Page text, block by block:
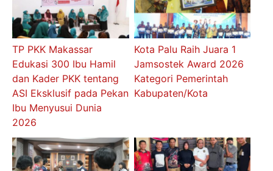
TP PKK Makassar
Edukasi 300 Ibu Hamil
dan Kader PKK tentang
ASI Eksklusif pada Pekan
Ibu Menyusui Dunia
2026
Kota Palu Raih Juara 1
Jamsostek Award 2026
Kategori Pemerintah
Kabupaten/Kota